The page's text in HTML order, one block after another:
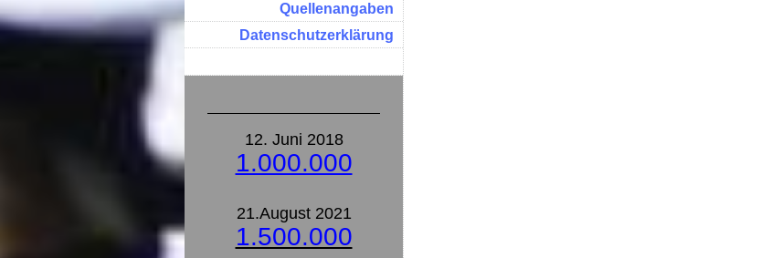
Quellenangaben
Datenschutzerklärung
12. Juni 2018
1.000.000
21.August 2021
1.500.000